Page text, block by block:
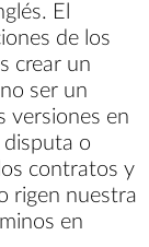
El
de los
crear un
ser un
versiones en
disputa o
contratos y
rigen nuestra
en